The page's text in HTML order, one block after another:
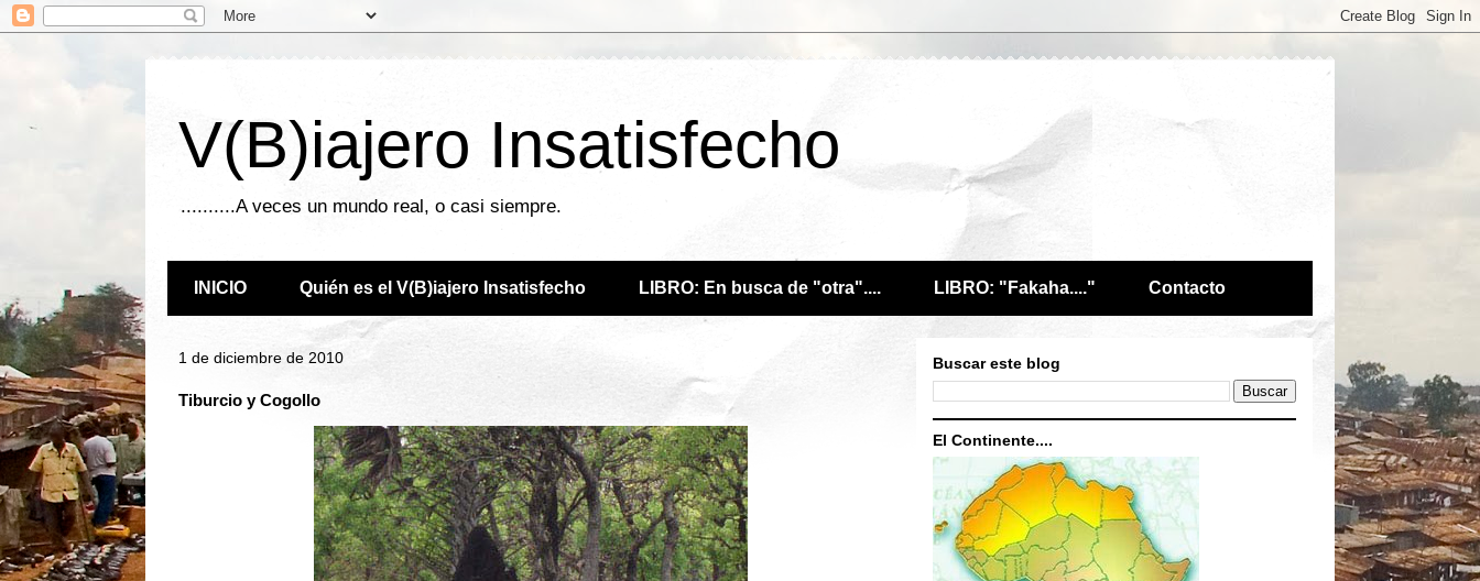
V(B)iajero Insatisfecho
..........A veces un mundo real, o casi siempre.
INICIO Quién es el V(B)iajero Insatisfecho LIBRO: En busca de "otra".... LIBRO: "Fakaha...." Contacto
1 de diciembre de 2010
Tiburcio y Cogollo
Buscar este blog
El Continente....